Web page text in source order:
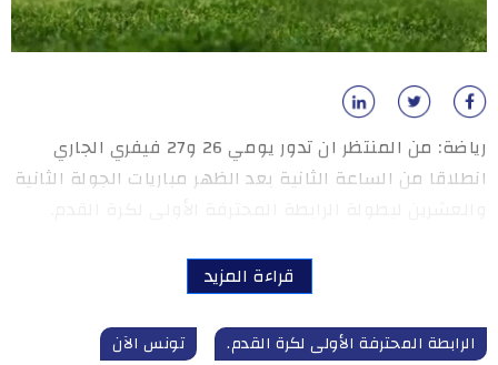
رياضة: من المنتظر ان تدور يومي 26 و27 فيفري الجاري
انطلاقا من الساعة الثانية بعد الظهر مباريات الجولة الثانية
قراءة المزيد
الرابطة المحترفة الأولى لكرة القدم.
تونس الآن